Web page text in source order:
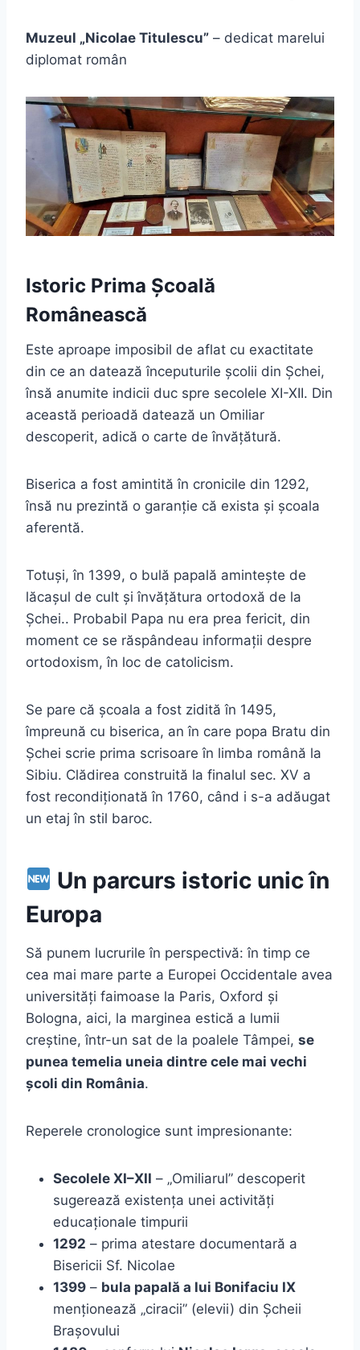
Muzeul „Nicolae Titulescu” – dedicat marelui
diplomat român
Istoric Prima Școală
Românească
Este aproape imposibil de aflat cu exactitate
din ce an datează începuturile școlii din Șchei,
însă anumite indicii duc spre secolele XI-XII. Din
această perioadă datează un Omiliar
descoperit, adică o carte de învățătură.
Biserica a fost amintită în cronicile din 1292,
însă nu prezintă o garanție că exista și școala
aferentă.
Totuși, în 1399, o bulă papală amintește de
lăcașul de cult și învățătura ortodoxă de la
Șchei.. Probabil Papa nu era prea fericit, din
moment ce se răspândeau informații despre
ortodoxism, în loc de catolicism.
Se pare că școala a fost zidită în 1495,
împreună cu biserica, an în care popa Bratu din
Șchei scrie prima scrisoare în limba română la
Sibiu. Clădirea construită la finalul sec. XV a
fost recondiționată în 1760, când i s-a adăugat
un etaj în stil baroc.
Un parcurs istoric unic în
Europa
Să punem lucrurile în perspectivă: în timp ce
cea mai mare parte a Europei Occidentale avea
universități faimoase la Paris, Oxford și
Bologna, aici, la marginea estică a lumii
creștine, într-un sat de la poalele Tâmpei, se
punea temelia uneia dintre cele mai vechi
școli din România.
Reperele cronologice sunt impresionante:
Secolele XI–XII – „Omiliarul” descoperit
sugerează existența unei activități
educaționale timpurii
1292 – prima atestare documentară a
Bisericii Sf. Nicolae
1399 – bula papală a lui Bonifaciu IX
menționează „ciracii” (elevii) din Șcheii
Brașovului